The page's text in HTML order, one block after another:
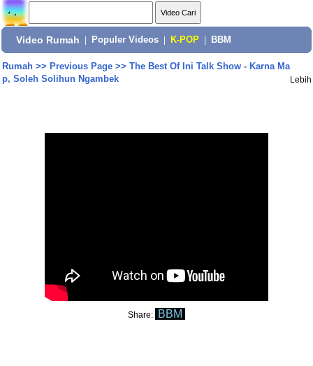
Video Rumah Populer Videos K-POP BBM
Rumah>> Previous Page>> The Best Of Ini Talk Show - Karna Ma
p, Soleh Solihun Ngambek
Lebih
Share: BBM